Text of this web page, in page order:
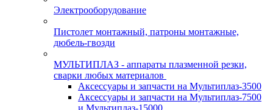
Электрооборудование
Пистолет монтажный, патроны монтажные,
дюбель-гвозди
МУЛЬТИПЛАЗ - аппараты плазменной резки,
сварки любых материалов
Аксессуары и запчасти на Мультиплаз-3500
Аксессуары и запчасти на Мультиплаз-7500
и Мультиплаз-15000